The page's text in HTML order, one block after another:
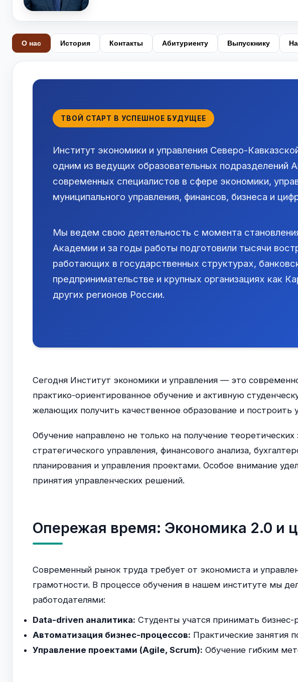
О нас История Контакты Абитуриенту Выпускнику
ТВОЙ СТАРТ В УСПЕШНОЕ БУДУЩЕЕ
Институт экономики и управления Северо-
одним из ведущих образовательных
современных специалистов в сфере экономики,
муниципального управления, финансов, бизнеса и
Мы ведем свою деятельность с момента
Академии и за годы работы подготовили тысячи
работающих в государственных структурах,
предпринимательстве и крупных организациях как
других регионов России.
Сегодня Институт экономики и управления — это
практико-ориентированное обучение и активную
желающих получить качественное образование и построить
Обучение направлено не только на получение
стратегического управления, финансового анализа,
планирования и управления проектами. Особое внимание
принятия управленческих решений.
Опережая время: Экономика 2.0 и
Современный рынок труда требует от экономиста и
грамотности. В процессе обучения в нашем институте мы
работодателями:
Data-driven аналитика: Студенты учатся принимать
Автоматизация бизнес-процессов: Практические занятия
Управление проектами (Agile, Scrum): Обучение гибким